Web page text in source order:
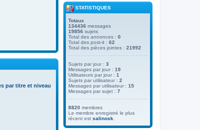
par titre et niveau
STATISTIQUES
Totaux
134436 messages
19856 sujets
Total des annonces : 0
Total des post-it : 62
Total des pièces jointes : 21992
Sujets par jour : 3
Messages par jour : 19
Utilisateurs par jour : 1
Sujets par utilisateur : 2
Messages par utilisateur : 15
Messages par sujet : 7
8820 membres
Le membre enregistré le plus
récent est salinosk